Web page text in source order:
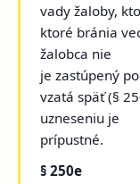
vady žaloby,
ktoré bránia
žalobca nie
je zastúpený
vzatá späť (§
uzneseniu je
prípustné.
§ 250e